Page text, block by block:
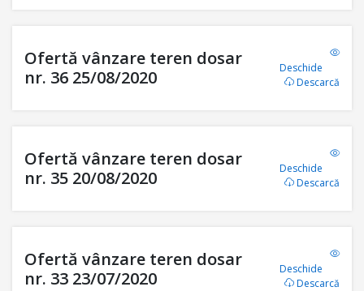
Ofertă vânzare teren dosar
nr. 36 25/08/2020
Deschide
Descarcă
Ofertă vânzare teren dosar
nr. 35 20/08/2020
Deschide
Descarcă
Ofertă vânzare teren dosar
nr. 33 23/07/2020
Deschide
Descarcă